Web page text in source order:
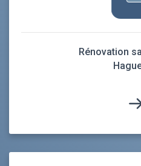
Rénovation